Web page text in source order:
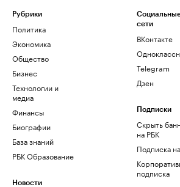
Рубрики
Политика
Экономика
Общество
Бизнес
Технологии и
медиа
Финансы
Биографии
База знаний
РБК Образование
Новости
сети
ВКонтакте
Telegram
Дзен
Подписки
Скрыть
на РБК
Подписка
подписка